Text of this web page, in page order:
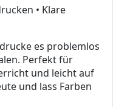
• Klare
es problemlos
Perfekt für
und leicht auf
und lass Farben